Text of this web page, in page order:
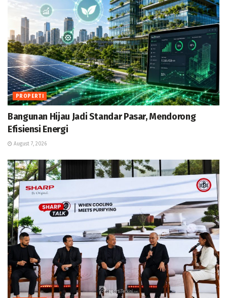
PROPERTI
Bangunan Hijau Jadi Standar Pasar, Mendorong
Efisiensi Energi
August 7, 2026